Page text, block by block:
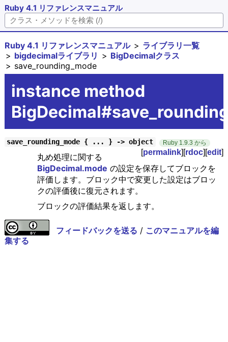
Ruby 4.1 リファレンスマニュアル
Ruby 4.1 リファレンスマニュアル
ライブラリ一覧
bigdecimalライブラリ
BigDecimalクラス
save_rounding_mode
instance method
save_rounding_mode { ... } -> object Ruby 1.9.3 から
[permalink][rdoc][edit]
丸め処理に関する
BigDecimal.mode の設定を保存してブロックを
評価します。ブロック中で変更した設定はブロッ
クの評価後に復元されます。
ブロックの評価結果を返します。
フィードバックを送る / このマニュアルを編
集する